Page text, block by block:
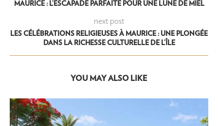
MAURICE : L’ESCAPADE PARFAITE POUR UNE LUNE DE MIEL
next post
LES CÉLÉBRATIONS RELIGIEUSES À MAURICE : UNE PLONGÉE
DANS LA RICHESSE CULTURELLE DE L’ÎLE
YOU MAY ALSO LIKE